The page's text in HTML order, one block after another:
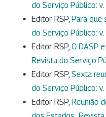
do Serviço Público:
Editor RSP, Para que
do Serviço Público:
Editor RSP, O DASP
Revista do Serviço
Editor RSP, Sexta
do Serviço Público:
Editor RSP, Reunião